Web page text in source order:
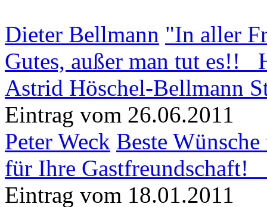
Dieter Bellmann "In aller
Gutes, außer man tut
Astrid Höschel-Bellmann
Eintrag vom 26.06.2011
Peter Weck Beste
für Ihre Gastfreundschaft!
Eintrag vom 18.01.2011